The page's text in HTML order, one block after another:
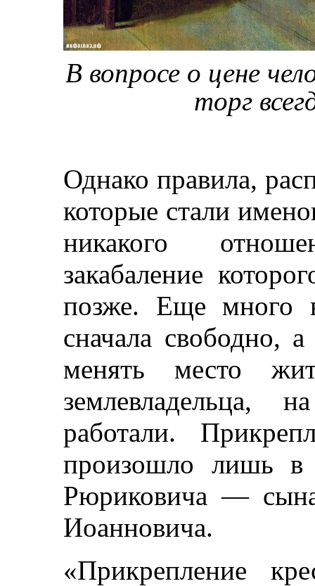
В вопросе о цене
торг
Однако правила,
которые стали
никакого
закабаление
позже. Еще много
сначала свободно,
менять место
землевладельца,
работали.
произошло лишь в
Рюриковича —
Иоанновича.
«Прикрепление